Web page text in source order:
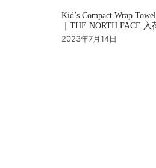
Kid’s Compact Wrap
｜THE NORTH FACE 入
2023年7月14日